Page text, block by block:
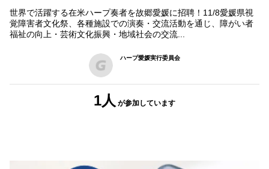
世界で活躍する在米ハープ奏者を故郷愛媛に招聘！11/8愛媛県視
覚障害者文化祭、各種施設での演奏・交流活動を通じ、障がい者
福祉の向上・芸術文化振興・地域社会の交流...
ハープ愛媛実行委員会
1人 が参加しています